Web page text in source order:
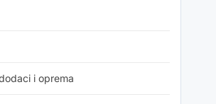
i oprema